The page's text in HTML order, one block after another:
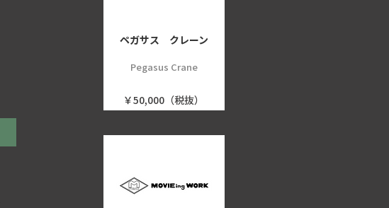
ペガサス クレーン
Pegasus Crane
￥50,000（税抜）